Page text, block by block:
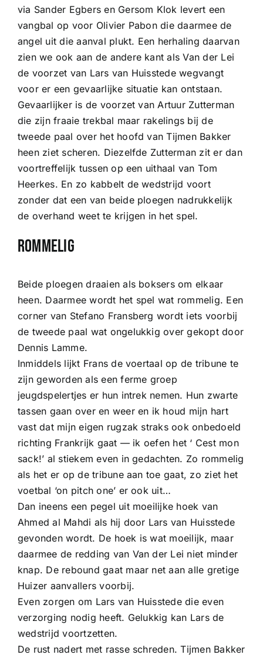
via Sander Egbers en Gersom Klok levert een
vangbal op voor Olivier Pabon die daarmee de
angel uit die aanval plukt. Een herhaling daarvan
zien we ook aan de andere kant als Van der Lei
de voorzet van Lars van Huisstede wegvangt
voor er een gevaarlijke situatie kan ontstaan.
Gevaarlijker is de voorzet van Artuur Zutterman
die zijn fraaie trekbal maar rakelings bij de
tweede paal over het hoofd van Tijmen Bakker
heen ziet scheren. Diezelfde Zutterman zit er dan
voortreffelijk tussen op een uithaal van Tom
Heerkes. En zo kabbelt de wedstrijd voort
zonder dat een van beide ploegen nadrukkelijk
de overhand weet te krijgen in het spel.
Rommelig
Beide ploegen draaien als boksers om elkaar
heen. Daarmee wordt het spel wat rommelig. Een
corner van Stefano Fransberg wordt iets voorbij
de tweede paal wat ongelukkig over gekopt door
Dennis Lamme.
Inmiddels lijkt Frans de voertaal op de tribune te
zijn geworden als een ferme groep
jeugdspelertjes er hun intrek nemen. Hun zwarte
tassen gaan over en weer en ik houd mijn hart
vast dat mijn eigen rugzak straks ook onbedoeld
richting Frankrijk gaat — ik oefen het ‘ Cest mon
sack!’ al stiekem even in gedachten. Zo rommelig
als het er op de tribune aan toe gaat, zo ziet het
voetbal ‘on pitch one’ er ook uit…
Dan ineens een pegel uit moeilijke hoek van
Ahmed al Mahdi als hij door Lars van Huisstede
gevonden wordt. De hoek is wat moeilijk, maar
daarmee de redding van Van der Lei niet minder
knap. De rebound gaat maar net aan alle gretige
Huizer aanvallers voorbij.
Even zorgen om Lars van Huisstede die even
verzorging nodig heeft. Gelukkig kan Lars de
wedstrijd voortzetten.
De rust nadert met rasse schreden. Tijmen Bakker